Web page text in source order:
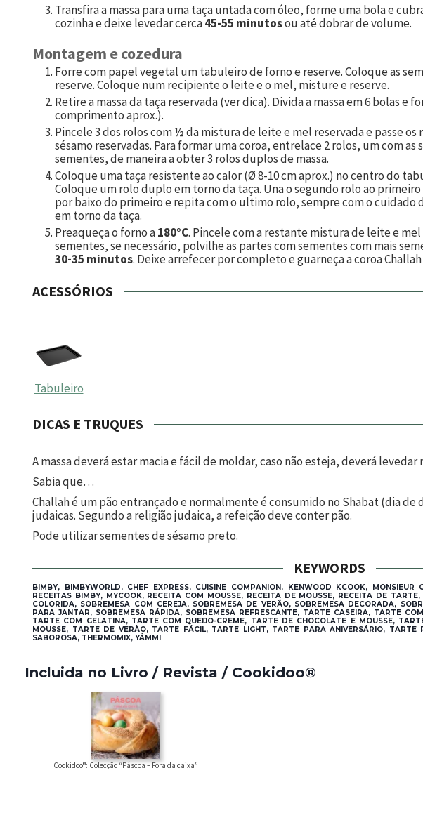
Transfira a massa para uma taça untada com óleo, forme uma bola e
cozinha e deixe levedar cerca45-55 minutosou até dobrar de volume.
Montagem e cozedura
Forre com papel vegetal um tabuleiro de forno e reserve. Coloque as
reserve. Coloque num recipiente o leite e o mel, misture e reserve.
Retire a massa da taça reservada (ver dica). Divida a massa em 6 bolas e
comprimento aprox.).
Pincele 3 dos rolos com ½ da mistura de leite e mel reservada e passe
sésamo reservadas. Para formar uma coroa, entrelace 2 rolos, um com
sementes, de maneira a obter 3 rolos duplos de massa.
Coloque uma taça resistente ao calor (Ø 8-10 cm aprox.) no centro do
Coloque um rolo duplo em torno da taça. Una o segundo rolo ao
por baixo do primeiro e repita com o ultimo rolo, sempre com o cuidado
em torno da taça.
Preaqueça o forno a180°C. Pincele com a restante mistura de leite e
sementes, se necessário, polvilhe as partes com sementes com mais
30-35 minutos. Deixe arrefecer por completo e guarneça a coroa
ACESSÓRIOS
Tabuleiro
DICAS E TRUQUES
A massa deverá estar macia e fácil de moldar, caso não esteja, deverá levedar
Sabia que…
Challah é um pão entrançado e normalmente é consumido no Shabat (dia de
judaicas. Segundo a religião judaica, a refeição deve conter pão.
Pode utilizar sementes de sésamo preto.
KEYWORDS
BIMBY, BIMBYWORLD, CHEF EXPRESS, CUISINE COMPANION, KENWOOD KCOOK, MONSIEUR
RECEITAS BIMBY, MYCOOK, RECEITA COM MOUSSE, RECEITA DE MOUSSE, RECEITA DE
COLORIDA, SOBREMESA COM CEREJA, SOBREMESA DE VERÃO, SOBREMESA DECORADA,
PARA JANTAR, SOBREMESA RÁPIDA, SOBREMESA REFRESCANTE, TARTE CASEIRA, TARTE
TARTE COM GELATINA, TARTE COM QUEIJO-CREME, TARTE DE CHOCOLATE E MOUSSE,
MOUSSE, TARTE DE VERÃO, TARTE FÁCIL, TARTE LIGHT, TARTE PARA ANIVERSÁRIO, TARTE
SABOROSA, THERMOMIX, YÄMMI
Incluida no Livro / Revista / Cookidoo®
Cookidoo®: Colecção “Páscoa – Fora da caixa”